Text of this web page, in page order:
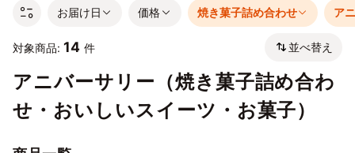
お届け日 価格 焼き菓子詰め合わせ ア
対象商品: 14 件 並べ替え
アニバーサリー（焼き菓子詰め合わ
せ・おいしいスイーツ・お菓子）